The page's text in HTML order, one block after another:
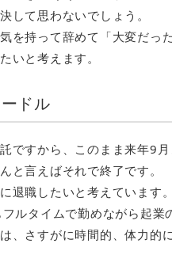
して思わないでしょう。
を持って辞めて「大変だっ
いと考えます。
ドル
ですから、このまま来年9
と言えばそれで終了です。
退職したいと考えています。
ルタイムで勤めながら起業
、さすがに時間的、体力的